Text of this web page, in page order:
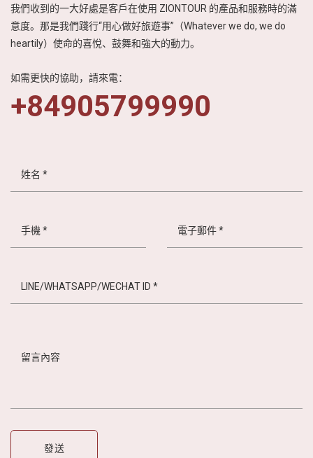
我們收到的一大好處是客戶在使用 ZIONTOUR 的產品和服務時的滿
意度。那是我們踐行“用心做好旅遊事”（Whatever we do, we do
heartily）使命的喜悅、鼓舞和強大的動力。
如需更快的協助，請來電：
+84905799990